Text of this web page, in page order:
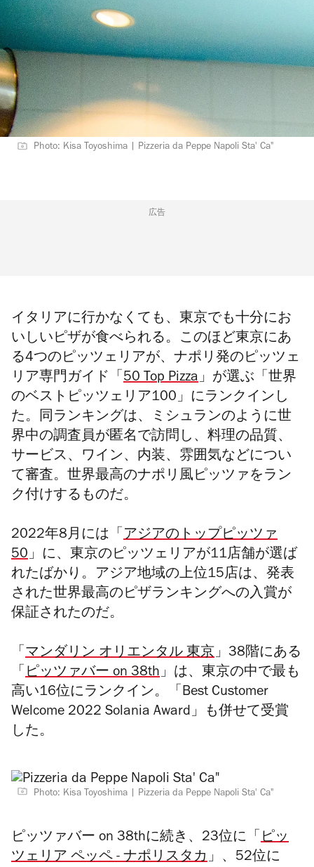
Photo: Kisa Toyoshima | Pizzeria da Peppe Napoli Sta' Ca"
広告
イタリアに行かなくても、東京でも十分にお
いしいピザが食べられる。このほど東京にあ
る4つのピッツェリアが、ナポリ発のピッツェ
リア専門ガイド「 50 Top Pizza」が選ぶ「世界
のベストピッツェリア100」にランクインし
た。同ランキングは、ミシュランのように世
界中の調査員が匿名で訪問し、料理の品質、
サービス、ワイン、内装、雰囲気などについ
て審査。世界最高のナポリ風 ピッツァ をラン
ク付けするものだ。
2022年8月には「 アジアのトップピッツァ
50」に、東京のピッツェリアが11店舗が選ば
れたばかり。アジア地域の上位15店は、発表
された世界最高のピザランキングへの入賞が
保証されたのだ。
「 マンダリン オリエンタル 東京」38階にある
「 ピッツァバー on 38th」 は、東京の中で最も
高い16位にランクイン。「Best Customer
Welcome 2022 Solania Award」も併せて受賞
した。
Photo: Kisa Toyoshima Pizzeria da Peppe Napoli Sta' Ca"
ピッツァバー on 38thに続き、23位に 「 ピッ
ツェリア ペッペ - ナポリスタカ」 、52位に